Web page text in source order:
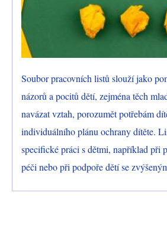
Soubor pracovních listů slouží jako
názorů a pocitů dětí, zejména těch
navázat vztah, porozumět potřebám
individuálního plánu ochrany dítěte.
specifické práci s dětmi, například při
péči nebo při podpoře dětí se